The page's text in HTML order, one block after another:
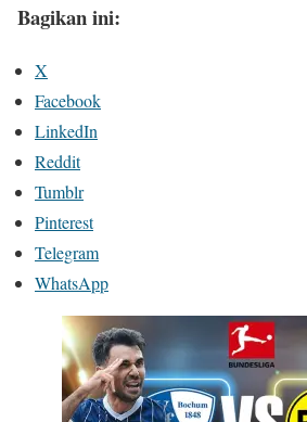
Bagikan ini:
X
Facebook
LinkedIn
Reddit
Tumblr
Pinterest
Telegram
WhatsApp